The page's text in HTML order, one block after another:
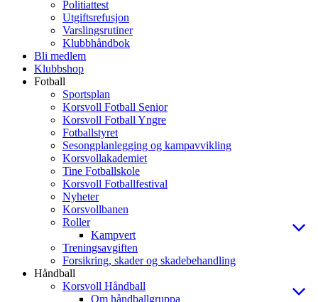
Politiattest
Utgiftsrefusjon
Varslingsrutiner
Klubbhåndbok
Bli medlem
Klubbshop
Fotball
Sportsplan
Korsvoll Fotball Senior
Korsvoll Fotball Yngre
Fotballstyret
Sesongplanlegging og kampavvikling
Korsvollakademiet
Tine Fotballskole
Korsvoll Fotballfestival
Nyheter
Korsvollbanen
Roller
Kampvert
Treningsavgiften
Forsikring, skader og skadebehandling
Håndball
Korsvoll Håndball
Om håndballgruppa